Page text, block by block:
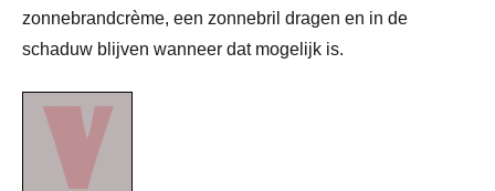
zonnebrandcrème, een zonnebril dragen en in de
schaduw blijven wanneer dat mogelijk is.